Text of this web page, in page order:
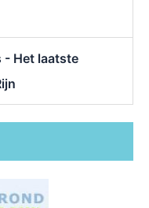
- Het laatste